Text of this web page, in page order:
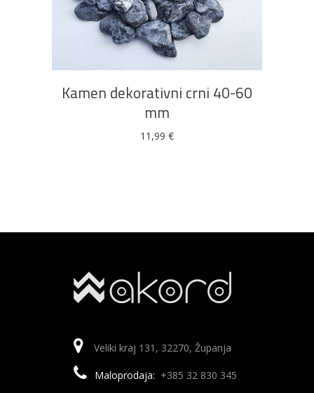
DODAJ U KOŠARICU
Kamen dekorativni crni 40-60
mm
11,99 €
Veliki kraj 131, 32270, Županja
Maloprodaja: +385 32 830 345